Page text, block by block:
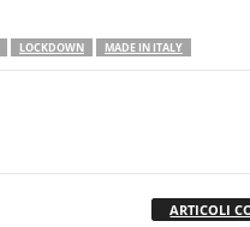
LOCKDOWN MADE IN ITALY
ARTICOLI